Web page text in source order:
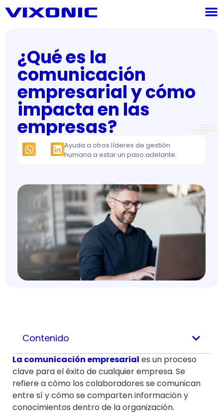
¿Qué es la
comunicación
empresarial y cómo
impacta en las
empresas?
Ayuda a otros líderes de gestión
humana a estar un paso adelante.
Contenido
La comunicación empresarial es un proceso
clave para el éxito de cualquier empresa. Se
refiere a cómo los colaboradores se comunican
entre sí y cómo se comparten información y
conocimientos dentro de la organización.